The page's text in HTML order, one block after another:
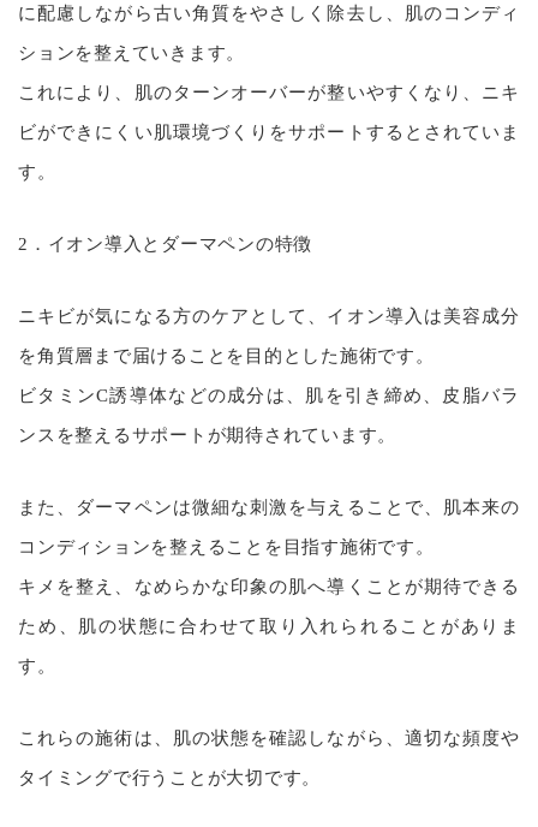
に配慮しながら古い角質をやさしく除去し、肌のコンディ
ションを整えていきます。
これにより、肌のターンオーバーが整いやすくなり、ニキ
ビができにくい肌環境づくりをサポートするとされていま
す。
2．イオン導入とダーマペンの特徴
ニキビが気になる方のケアとして、イオン導入は美容成分
を角質層まで届けることを目的とした施術です。
ビタミンC誘導体などの成分は、肌を引き締め、皮脂バラ
ンスを整えるサポートが期待されています。
また、ダーマペンは微細な刺激を与えることで、肌本来の
コンディションを整えることを目指す施術です。
キメを整え、なめらかな印象の肌へ導くことが期待できる
ため、肌の状態に合わせて取り入れられることがありま
す。
これらの施術は、肌の状態を確認しながら、適切な頻度や
タイミングで行うことが大切です。